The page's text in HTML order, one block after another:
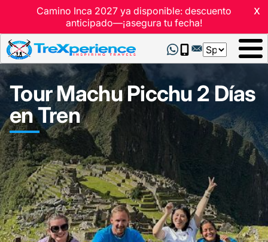
x
Camino Inca 2027 ya disponible: descuento
anticipado—¡asegura tu fecha!
Select
your
Tour Machu Picchu 2 Días
en Tren